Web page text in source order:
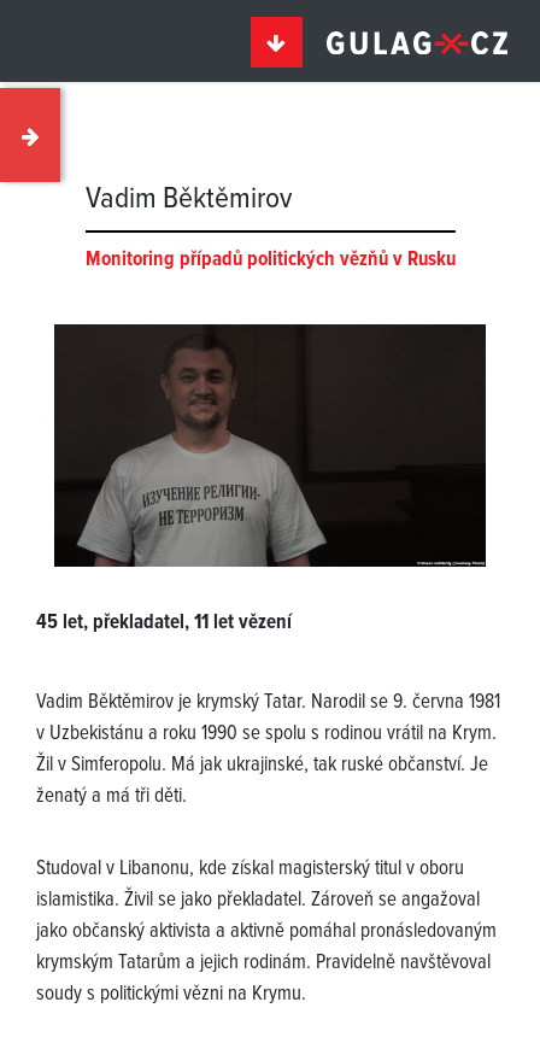
Vadim Běktěmirov
Monitoring případů politických vězňů v Rusku
45 let, překladatel, 11 let vězení
Vadim Běktěmirov je krymský Tatar. Narodil se 9. června 1981
v Uzbekistánu a roku 1990 se spolu s rodinou vrátil na Krym.
Žil v Simferopolu. Má jak ukrajinské, tak ruské občanství. Je
ženatý a má tři děti.
Studoval v Libanonu, kde získal magisterský titul v oboru
islamistika. Živil se jako překladatel. Zároveň se angažoval
jako občanský aktivista a aktivně pomáhal pronásledovaným
krymským Tatarům a jejich rodinám. Pravidelně navštěvoval
soudy s politickými vězni na Krymu.